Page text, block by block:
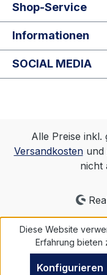
der
Barrique zu
ohne jegliche
es gibt.Das
Nase mit
er so viel
vom Grill mit
Shop-Service
Informationen
SOCIAL MEDIA
Alle Preise inkl.
Versandkostenund
nicht
Diese Website
Erfahrung bieten
Konfigurieren